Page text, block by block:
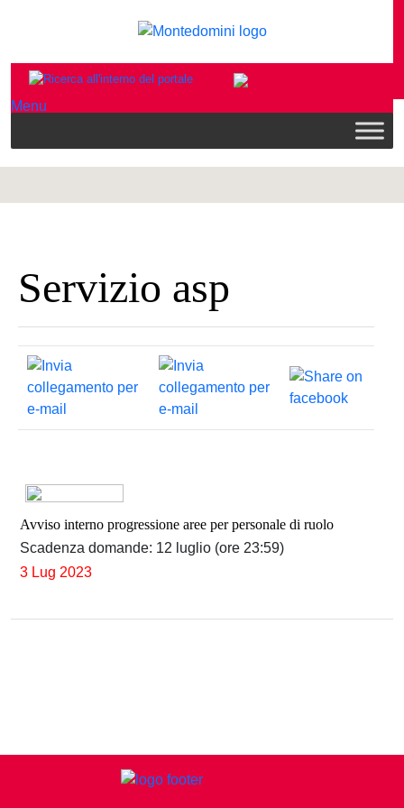
Menu
Servizio asp
Avviso interno progressione aree per personale di ruolo
Scadenza domande: 12 luglio (ore 23:59)
3 Lug 2023